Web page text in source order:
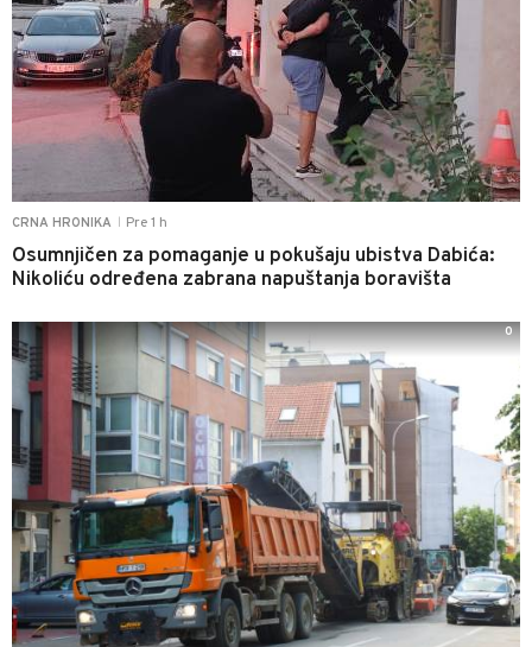
CRNA HRONIKA Pre 1 h
Osumnjičen za pomaganje u pokušaju ubistva Dabića:
Nikoliću određena zabrana napuštanja boravišta
0